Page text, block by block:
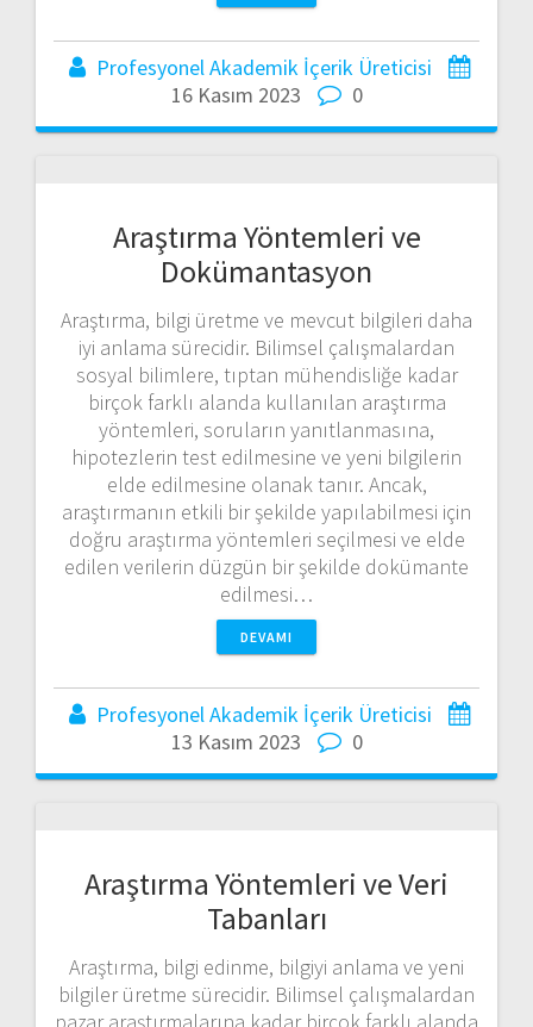
Profesyonel Akademik İçerik Üreticisi
16 Kasım 2023
0
Araştırma Yöntemleri ve
Dokümantasyon
Araştırma, bilgi üretme ve mevcut bilgileri daha
iyi anlama sürecidir. Bilimsel çalışmalardan
sosyal bilimlere, tıptan mühendisliğe kadar
birçok farklı alanda kullanılan araştırma
yöntemleri, soruların yanıtlanmasına,
hipotezlerin test edilmesine ve yeni bilgilerin
elde edilmesine olanak tanır. Ancak,
araştırmanın etkili bir şekilde yapılabilmesi için
doğru araştırma yöntemleri seçilmesi ve elde
edilen verilerin düzgün bir şekilde dokümante
edilmesi…
DEVAMI
Profesyonel Akademik İçerik Üreticisi
13 Kasım 2023
0
Araştırma Yöntemleri ve Veri
Tabanları
Araştırma, bilgi edinme, bilgiyi anlama ve yeni
bilgiler üretme sürecidir. Bilimsel çalışmalardan